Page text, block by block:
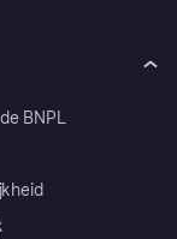
BNPL